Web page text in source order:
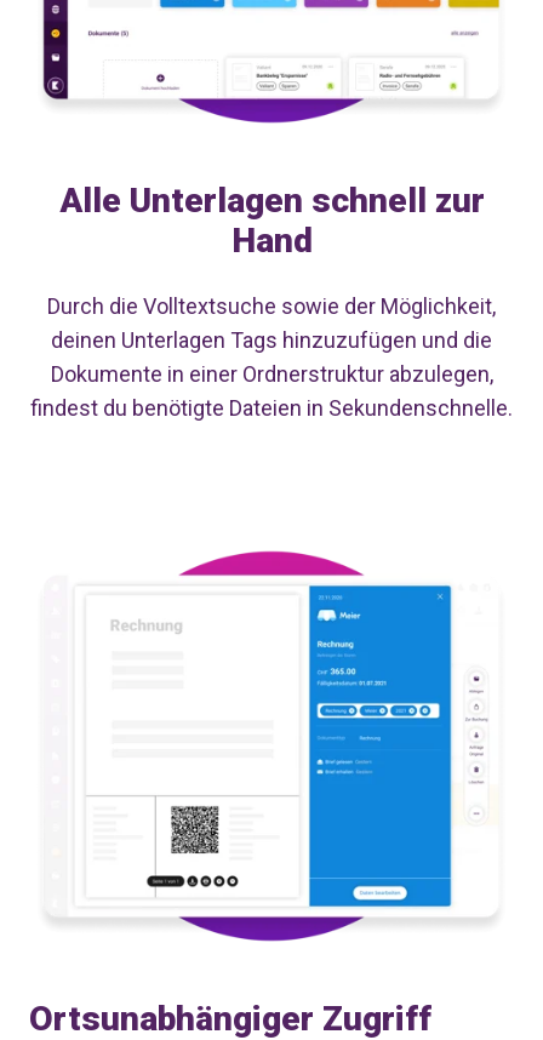
Alle Unterlagen schnell zur
Hand
Durch die Volltextsuche sowie der Möglichkeit,
deinen Unterlagen Tags hinzuzufügen und die
Dokumente in einer Ordnerstruktur abzulegen,
findest du benötigte Dateien in Sekundenschnelle.
Ortsunabhängiger Zugriff